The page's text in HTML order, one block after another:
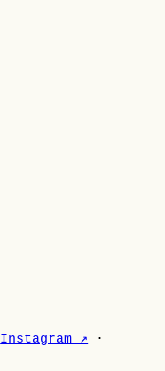
Instagram ↗ ·